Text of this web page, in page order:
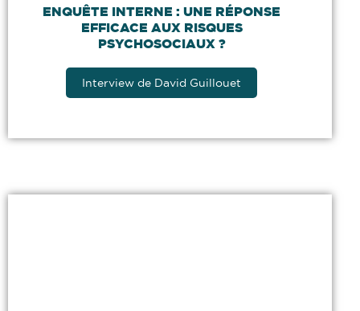
ENQUÊTE INTERNE : UNE RÉPONSE
EFFICACE AUX RISQUES
PSYCHOSOCIAUX ?
Interview de David Guillouet